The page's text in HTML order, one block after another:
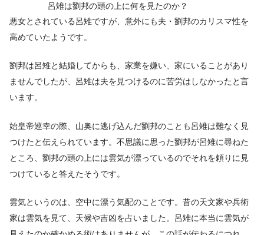
呂雉は劉邦の頭の上に何を見たのか？
悪女とされている呂雉ですが、意外にも夫・劉邦のカリスマ性を
高めていたようです。
劉邦は呂雉と結婚してからも、家業を嫌い、家にいることがあり
ませんでしたが、呂雉は夫を見つけるのに苦労はしなかったと言
います。
始皇帝巡幸の際、山奥に逃げ込んだ劉邦のことも呂雉は難なく見
つけたと伝えられています。不思議に思った劉邦が呂雉に尋ねた
ところ、劉邦の頭の上には雲気が漂っているのでそれを頼りに見
つけていると答えたそうです。
雲気というのは、空中に漂う気配のことです。昔の天文家や兵術
家は雲気を見て、天候や吉凶を占いました。呂雉に本当に雲気が